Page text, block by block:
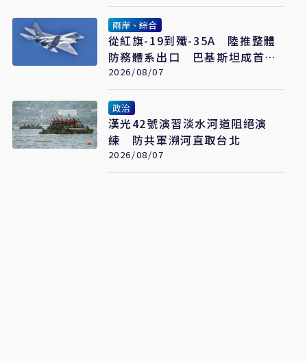
兩岸、綜合
從紅旗-19到殲-35A 陸推整體
防務體系出口 巴基斯坦成首要
合作案例
2026/08/07
政治
漢光42號演習淡水河道阻絕演
練 防共軍溯河直取台北
2026/08/07